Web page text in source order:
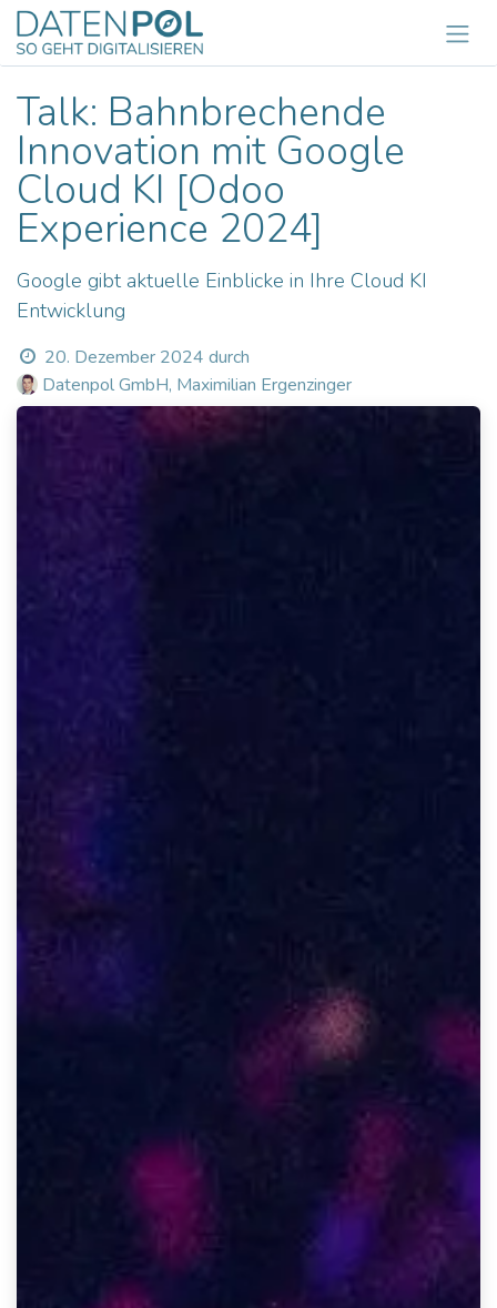
Zum Inhalt springen
Talk: Bahnbrechende
Innovation mit Google
Cloud KI [Odoo
Experience 2024]
Google gibt aktuelle Einblicke in Ihre Cloud KI
Entwicklung
20. Dezember 2024 durch
Datenpol GmbH, Maximilian Ergenzinger